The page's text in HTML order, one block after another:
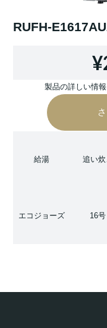
RUFH-
製品の詳しい情
給湯 追い炊
エコジョーズ 16号